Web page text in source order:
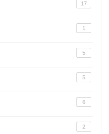
17
1
5
5
6
2